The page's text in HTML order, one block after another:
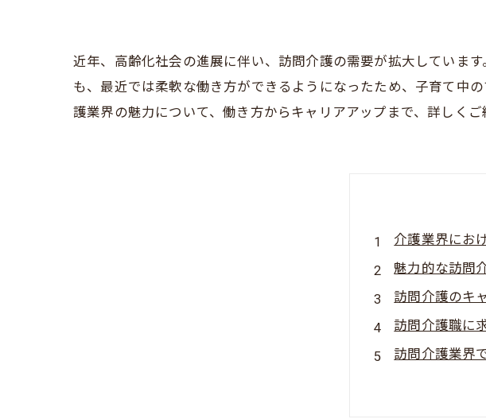
近年、高齢化社会の進展に伴い、訪問介護の需要が拡大していま
も、最近では柔軟な働き方ができるようになったため、子育て中
護業界の魅力について、働き方からキャリアアップまで、詳しくご
介護業界にお
魅力的な訪問
訪問介護のキ
訪問介護職に
訪問介護業界